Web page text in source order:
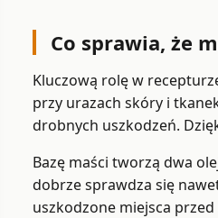
Co sprawia, że
Kluczową rolę w
przy urazach skóry i
drobnych uszkodzeń.
Bazę maści tworzą dwa
dobrze sprawdza się
uszkodzone miejsca